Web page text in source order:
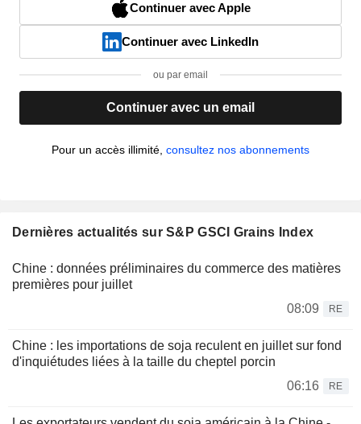
Continuer avec Apple
Continuer avec LinkedIn
ou par email
Continuer avec un email
Pour un accès illimité, consultez nos abonnements
Dernières actualités sur S&P GSCI Grains Index
Chine : données préliminaires du commerce des matières
premières pour juillet
08:09
RE
Chine : les importations de soja reculent en juillet sur fond
d'inquiétudes liées à la taille du cheptel porcin
06:16
RE